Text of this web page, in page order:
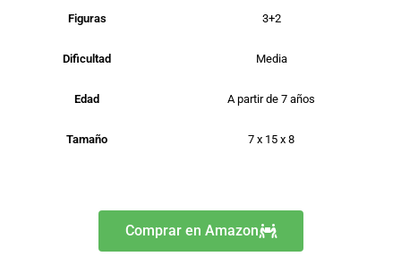
Figuras 3+2
Dificultad Media
Edad A partir de 7 años
Tamaño 7 x 15 x 8
Comprar en Amazon